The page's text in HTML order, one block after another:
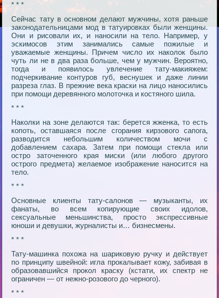
* * *
Сейчас тату в основном делают мужчины, хотя раньше
законодательницами мод в татуировках были женщины.
Они и рисовали их, и наносили на тело. Например, у
эскимосов этим занимались самые пожилые и
уважаемые женщины. Причем число их наколок было
чуть ли не в два раза больше, чем у мужчин. Вероятно,
тогда и появилось увлечение тату-макияжем:
подчеркивание контуров губ, веснушек и даже линии
разреза глаз. В прежние века краски на лицо наносились
при помощи деревянного молоточка и костяного шила.
* * *
Наколки на зоне делаются так: берется жженка, то есть
копоть, оставшаяся после сгорания кирзового сапога,
разводится небольшим количеством мочи с
добавлением сахара. Затем при помощи стекла или
остро заточенного края миски (или любого другого
острого предмета) желаемое изображение наносится на
тело.
* * *
Основные клиенты тату-салонов — музыканты, их
фанаты, во всем копирующие своих идолов,
сексуальные меньшинства, просто экспрессивные
юноши и девушки, журналисты и… бизнесмены.
* * *
Тату-машинка похожа на шариковую ручку и действует
по принципу швейной: игла прокалывает кожу, забивая в
образовавшийся прокол краску (кстати, их спектр не
ограничен — от нежно-розового до черного).
* * *